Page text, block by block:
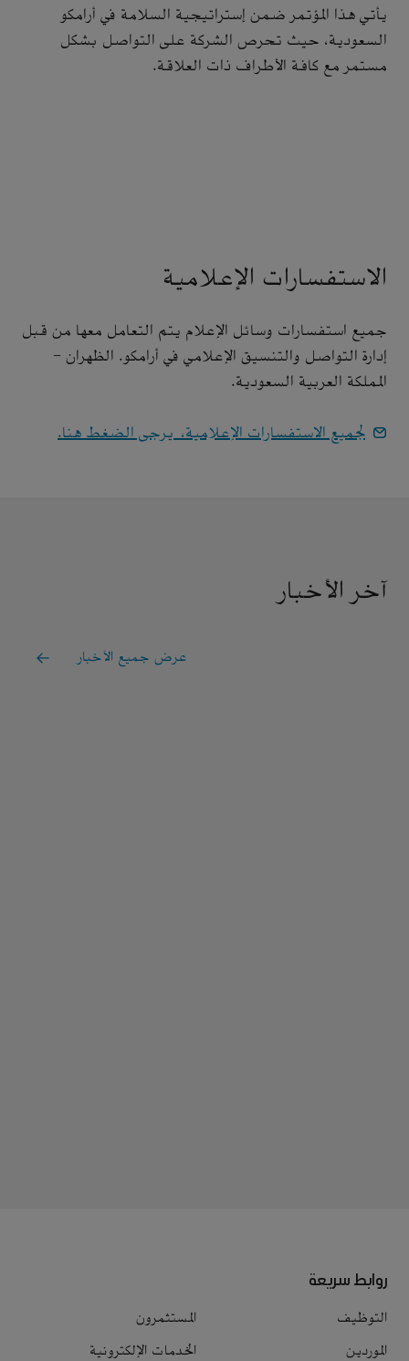
يأتي هذا المؤتمر ضمن إستراتيجية السلامة في أرامكو
السعودية، حيث تحرص الشركة على التواصل بشكل
مستمر مع كافة الأطراف ذات العلاقة.
الاستفسارات الإعلامية
جميع استفسارات وسائل الإعلام يتم التعامل معها من قبل
إدارة التواصل والتنسيق الإعلامي في أرامكو. الظهران -
المملكة العربية السعودية.
لجميع الاستفسارات الإعلامية، يرجى الضغط هنا.
آخر الأخبار
عرض جميع الأخبار
روابط سريعة
التوظيف
المستثمرون
الموردين
الخدمات الإلكترونية